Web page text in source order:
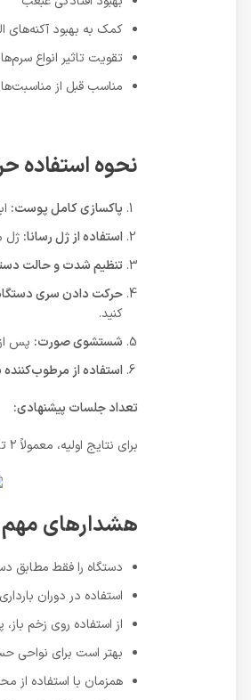
کمک به بهبود
تقویت تاثیر انواع
مناسب قبل از
نحوه استفاده
پاکسازی کامل پوست:
استفاده از ژل رسانا: ژل
تنظیم شدت و حالت
حرکت دادن سری
کنید.
شستشوی صورت: پس
استفاده از مرطوب‌کننده
تعداد جلسات پیشنهادی:
برای نتایج اولیه، معمولاً ۲ تا ۳ بار در هفته و هر بار بین ۱۰ تا ۲۰ دقیقه کافی است. پس از رسیدن به نتایج مطلوب، می‌توان دفعات را کاهش داد و فقط نگهداری انجام داد.
هشدارهای مهم
دستگاه را فقط مطابق
استفاده در دوران
از استفاده روی زخم
بهتر است برای نواحی
همزمان با استفاده از